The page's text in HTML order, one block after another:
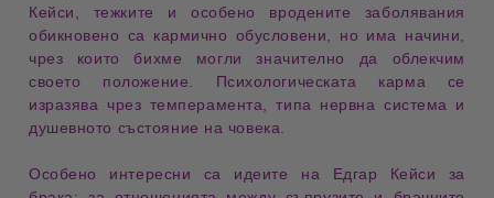
Кейси, тежките и особено вродените заболявания
обикновено са кармично обусловени , но има начини
чрез които бихме могли значително да облекчим
своето положение
Психологическата карма се
изразява чрез темперамента ,типа нервна система
и
душевното състояние на човека.
Особено интересни са идеите на Едгар Кейси за